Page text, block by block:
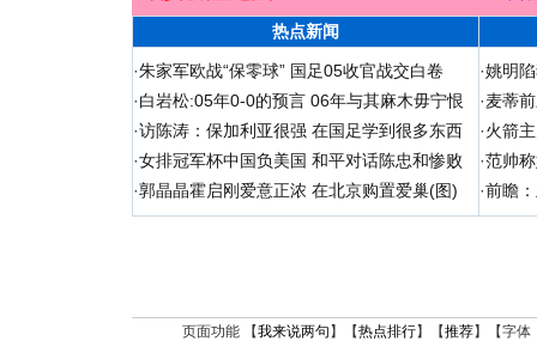
热点新闻
·朱家军欧战“保零球” 国足05收官战交白卷
·白岩松:05年0-0的预言 06年与其麻木毋宁恨
·访陈涛：保加利亚很强 在国足学到很多东西
·女排冠军杯中国负美国 和平对话陈忠和惨败
·郭晶晶霍启刚爱意正浓 在北京购置爱巢(图)
·姚明
·麦蒂
·火箭
·范帅
·前瞻
页面功能 【我来说两句 】【热点排行】【推荐】【字体